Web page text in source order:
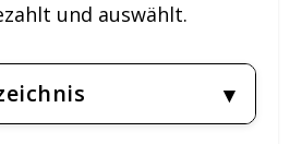
und auswählt.